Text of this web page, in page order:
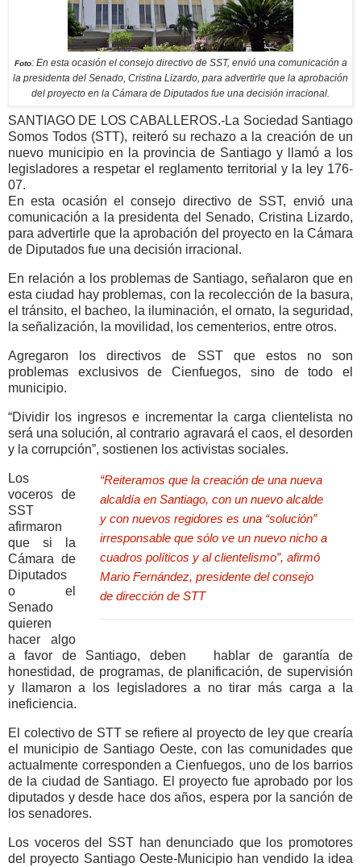
Foto: En esta ocasión el consejo directivo de SST, envió una comunicación a
la presidenta del Senado, Cristina Lizardo, para advertirle que la aprobación
del proyecto en la Cámara de Diputados fue una decisión irracional.
SANTIAGO DE LOS CABALLEROS.-La Sociedad Santiago
Somos Todos (STT), reiteró su rechazo a la creación de un
nuevo municipio en la provincia de Santiago y llamó a los
legisladores a respetar el reglamento territorial y la ley 176-
07.
En esta ocasión el consejo directivo de SST, envió una
comunicación a la presidenta del Senado, Cristina Lizardo,
para advertirle que la aprobación del proyecto en la Cámara
de Diputados fue una decisión irracional.
En relación a los problemas de Santiago, señalaron que en
esta ciudad hay problemas, con la recolección de la basura,
el tránsito, el bacheo, la iluminación, el ornato, la seguridad,
la señalización, la movilidad, los cementerios, entre otros.
Agregaron los directivos de SST que estos no son
problemas exclusivos de Cienfuegos, sino de todo el
municipio.
“Dividir los ingresos e incrementar la carga clientelista no
será una solución, al contrario agravará el caos, el desorden
y la corrupción”, sostienen los activistas sociales.
“Reiteramos que la creación de una nueva
alcaldía en Santiago, con un nuevo alcalde
y con nuevos regidores es una “solución”
irresponsable que sólo ve un nuevo nicho a
cuadros políticos y al clientelismo”, afirmó
Mario Fernández, presidente del consejo
de dirección de STT
Los
voceros de
SST
afirmaron
que si la
Cámara de
Diputados
o el
Senado
quieren
hacer algo
a favor de Santiago, deben hablar de garantía de
honestidad, de programas, de planificación, de supervisión
y llamaron a los legisladores a no tirar más carga a la
ineficiencia.
El colectivo de STT se refiere al proyecto de ley que crearía
el municipio de Santiago Oeste, con las comunidades que
actualmente corresponden a Cienfuegos, uno de los barrios
de la ciudad de Santiago. El proyecto fue aprobado por los
diputados y desde hace dos años, espera por la sanción de
los senadores.
Los voceros del SST han denunciado que los promotores
del proyecto Santiago Oeste-Municipio han vendido la idea